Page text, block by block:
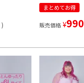
まとめてお得
販売価格 ¥990